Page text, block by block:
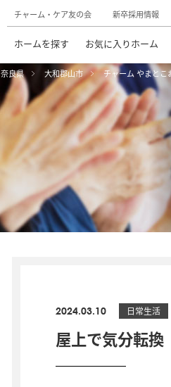
チャーム・ケア友の会 新卒採用情報
ホームを探す お気に入りホーム
奈良県 大和郡山市 チャーム やまとこ
2024.03.10 日常生活
屋上で気分転換